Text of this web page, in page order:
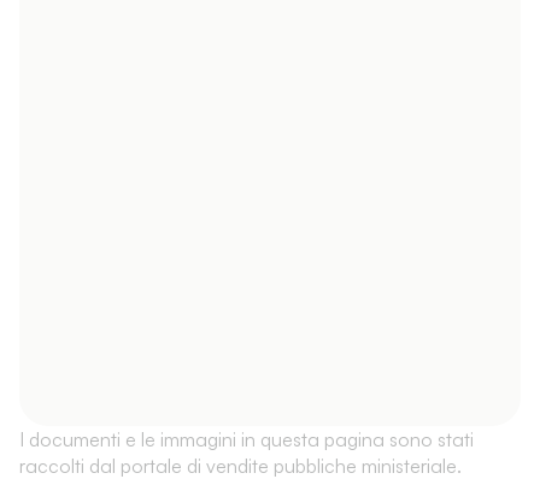
I documenti e le immagini in questa pagina sono stati
raccolti dal portale di vendite pubbliche ministeriale.